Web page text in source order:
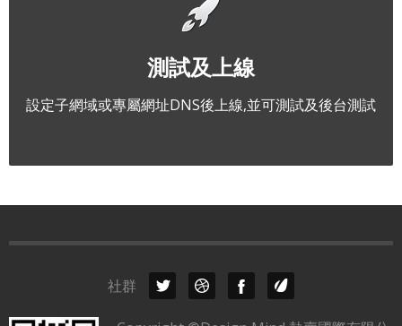
測試及上線
設定子網域或專屬網址DNS後上線,並可測試及後台測試
社群